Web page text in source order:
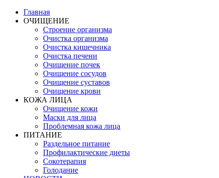
Главная
ОЧИЩЕНИЕ
Строение организма
Очистка организма
Очистка кишечника
Очистка печени
Очищение почек
Очищение сосудов
Очищение суставов
Очищение крови
КОЖА ЛИЦА
Очищение кожи
Маски для лица
Проблемная кожа лица
ПИТАНИЕ
Раздельное питание
Профилактические диеты
Сокотерапия
Голодание